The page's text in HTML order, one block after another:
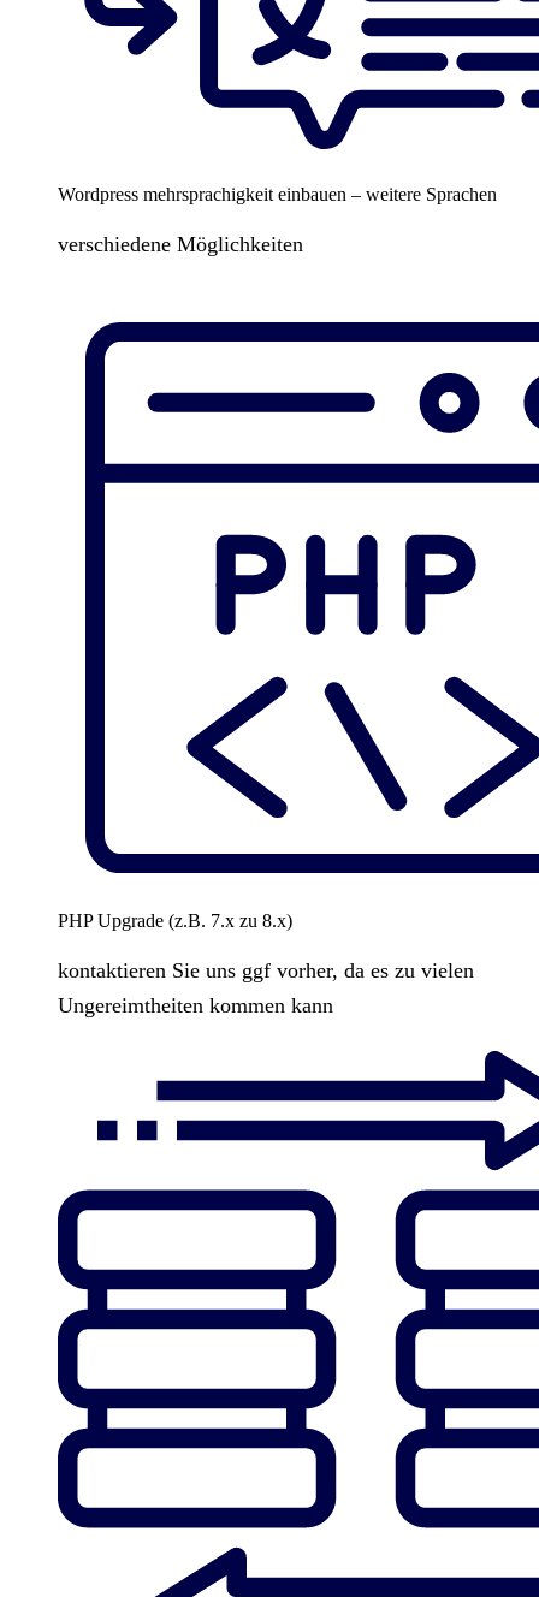
Wordpress mehrsprachigkeit einbauen – weitere Sprachen
verschiedene Möglichkeiten
PHP Upgrade (z.B. 7.x zu 8.x)
kontaktieren Sie uns ggf vorher, da es zu vielen
Ungereimtheiten kommen kann